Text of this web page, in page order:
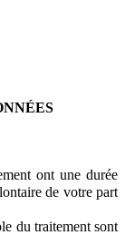
ont une durée
de votre part
du traitement sont